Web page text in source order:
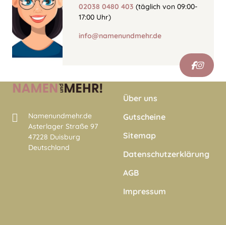
02038 0480 403 (täglich von 09:00-
17:00 Uhr)
info@namenundmehr.de
Namenundmehr.de
Asterlager Straße 97
47228 Duisburg
Deutschland
Über uns
Gutscheine
Sitemap
Datenschutzerklärung
AGB
Impressum